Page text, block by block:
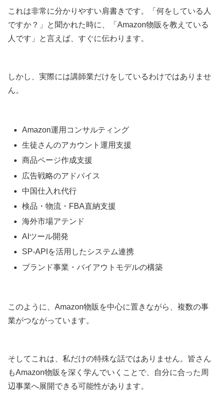
これは非常に分かりやすい肩書きです。「何をしている人
ですか？」と聞かれた時に、「Amazon物販を教えている
人です」と言えば、すぐに伝わります。
しかし、実際には講師業だけをしているわけではありませ
ん。
Amazon運用コンサルティング
生徒さんのアカウント運用支援
商品ページ作成支援
広告戦略のアドバイス
中国仕入れ代行
検品・物流・FBA直納支援
海外市場アテンド
AIツール開発
SP-APIを活用したシステム連携
ブランド事業・バイアウトモデルの構築
このように、Amazon物販を中心に置きながら、複数の事
業がつながっています。
そしてこれは、私だけの特殊な話ではありません。皆さん
もAmazon物販を深く学んでいくことで、自分に合った周
辺事業へ展開できる可能性があります。